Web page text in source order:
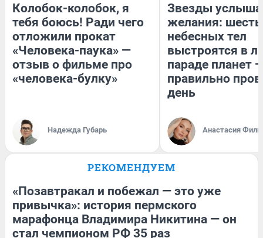
Колобок-колобок, я
тебя боюсь! Ради чего
отложили прокат
«Человека-паука» —
отзыв о фильме про
«человека-булку»
Надежда Губарь
Звезды
желания: шесть
небесных тел
выстроятся в
параде планет
правильно
день
Анастасия
РЕКОМЕНДУЕМ
«Позавтракал и побежал — это уже
привычка»: история пермского
марафонца Владимира Никитина — он
стал чемпионом РФ 35 раз